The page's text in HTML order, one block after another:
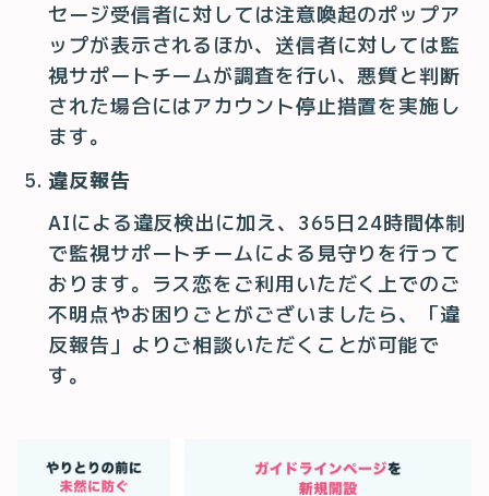
セージ受信者に対しては注意喚起のポップア
ップが表示されるほか、送信者に対しては監
視サポートチームが調査を行い、悪質と判断
された場合にはアカウント停止措置を実施し
ます。
違反報告
AIによる違反検出に加え、365日24時間体制
で監視サポートチームによる見守りを行って
おります。ラス恋をご利用いただく上でのご
不明点やお困りごとがございましたら、「違
反報告」よりご相談いただくことが可能で
す。